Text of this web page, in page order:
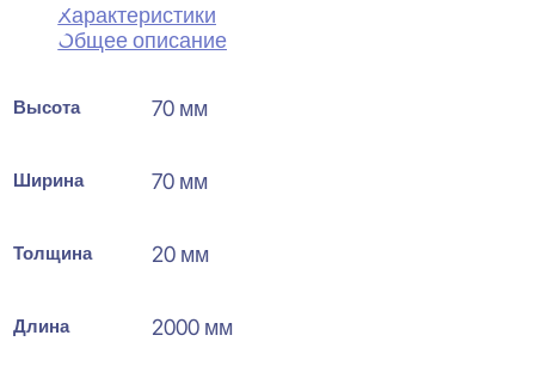
Характеристики
Общее описание
Высота 70 мм
Ширина 70 мм
Толщина 20 мм
Длина 2000 мм